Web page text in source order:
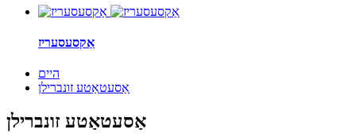
אַקסעסעריז
היים
אַסעטאַטע זונברילן
אַסעטאַטע זונברילן